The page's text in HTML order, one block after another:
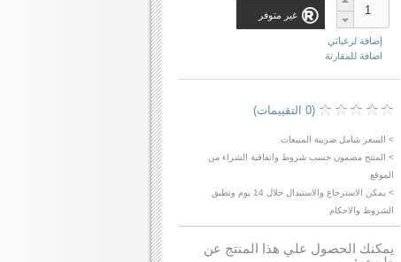
غير متوفر
إضافة لرغباتي
اضافة للمقارنة
(0 التقييمات)
> السعر شامل ضريبة المبيعات
> المنتج مضمون حسب شروط واتفاقية الشراء من
الموقع
> يمكن الاسترجاع والاستبدال خلال 14 يوم وتطبق
الشروط والاحكام
يمكنك الحصول علي هذا المنتج عن